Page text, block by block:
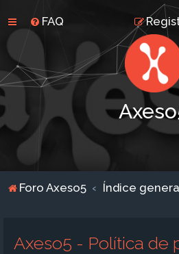
FAQ
Foro Axeso5 Índice
Axeso5 - Política de